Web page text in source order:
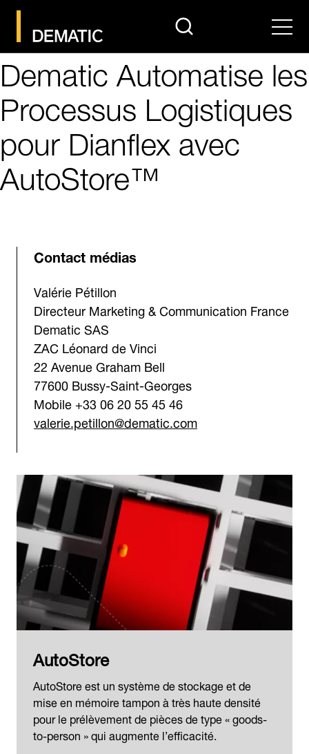
search Menu
Dematic Automatise les
Processus Logistiques
pour Dianflex avec
AutoStore™
Contact médias
Valérie Pétillon
Directeur Marketing & Communication France
Dematic SAS
ZAC Léonard de Vinci
22 Avenue Graham Bell
77600 Bussy-Saint-Georges
Mobile +33 06 20 55 45 46
valerie.petillon@dematic.com
AutoStore
AutoStore est un système de stockage et de
mise en mémoire tampon à très haute densité
pour le prélèvement de pièces de type « goods-
to-person » qui augmente l’efficacité.